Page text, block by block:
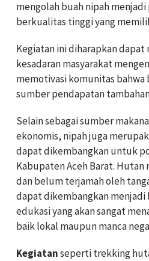
mengolah buah nipah
berkualitas tinggi yang
Kegiatan ini diharapkan
kesadaran masyarakat
memotivasi komunitas bahwa
sumber pendapatan
Selain sebagai sumber
ekonomis, nipah juga
dapat dikembangkan untuk
Kabupaten Aceh Barat. Hutan
dan belum terjamah oleh
dapat dikembangkan menjadi
edukasi yang akan sangat
baik lokal maupun manca
Kegiatanseperti trekking